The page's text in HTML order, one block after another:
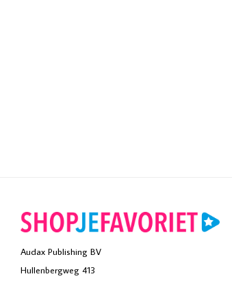
Audax Publishing BV
Hullenbergweg 413